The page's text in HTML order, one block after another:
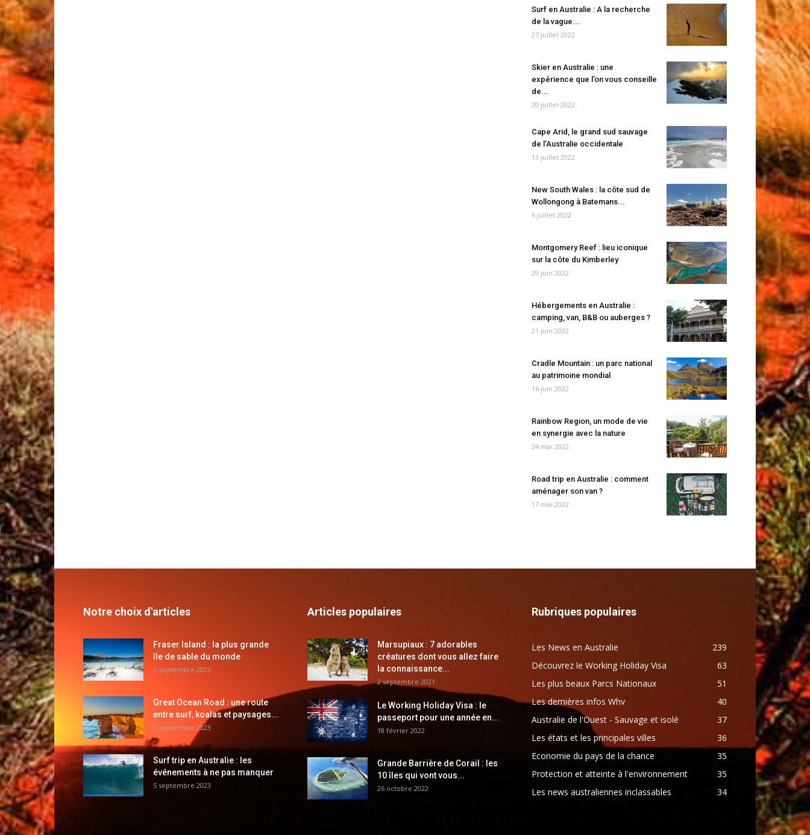
Surf en Australie : A la recherche
de la vague...
27 juillet 2022
Skier en Australie : une
expérience que l’on vous conseille
de...
20 juillet 2022
Cape Arid, le grand sud sauvage
de l’Australie occidentale
13 juillet 2022
New South Wales : la côte sud de
Wollongong à Batemans...
6 juillet 2022
Montgomery Reef : lieu iconique
sur la côte du Kimberley
29 juin 2022
Hébergements en Australie :
camping, van, B&B ou auberges ?
21 juin 2022
Cradle Mountain : un parc national
au patrimoine mondial
16 juin 2022
Rainbow Region, un mode de vie
en synergie avec la nature
24 mai 2022
Road trip en Australie : comment
aménager son van ?
17 mai 2022
Notre choix d'articles
Fraser Island : la plus grande
île de sable du monde
5 septembre 2023
Great Ocean Road : une route
entre surf, koalas et paysages...
5 septembre 2023
Surf trip en Australie : les
événements à ne pas manquer
5 septembre 2023
Articles populaires
Marsupiaux : 7 adorables
créatures dont vous allez faire
la connaissance...
2 septembre 2021
Le Working Holiday Visa : le
passeport pour une année en...
18 février 2022
Grande Barrière de Corail : les
10 îles qui vont vous...
26 octobre 2022
Rubriques populaires
Les News en Australie
239
Découvrez le Working Holiday Visa
63
Les plus beaux Parcs Nationaux
51
Les dernières infos Whv
40
Australie de l'Ouest - Sauvage et isolé
37
Les états et les principales villes
36
Economie du pays de la chance
35
Protection et atteinte à l'environnement
35
Les news australiennes inclassables
34